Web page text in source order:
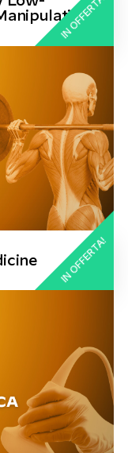
IN OFFERTA!
IN OFFERTA!